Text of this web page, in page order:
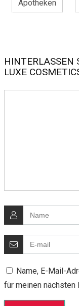
Apotheken
HINTERLASSEN
LUXE
Name, E-Mail-
für meinen nächsten